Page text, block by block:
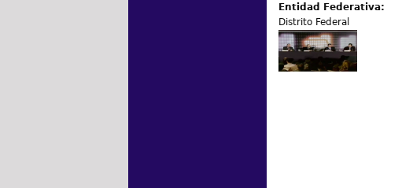
Entidad Federativa:
Distrito Federal